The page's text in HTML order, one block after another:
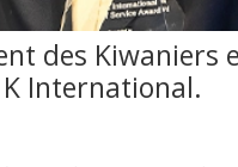
des Kiwaniers
International.